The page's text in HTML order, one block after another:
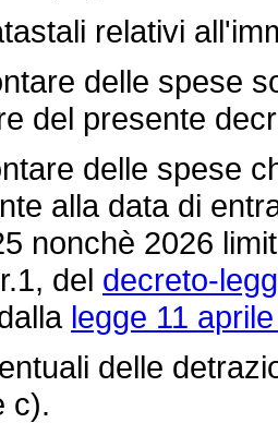
relativi
delle spese
del presente
delle spese
alla data di
nonchè 2026
del decreto-
legge 11
delle
c).